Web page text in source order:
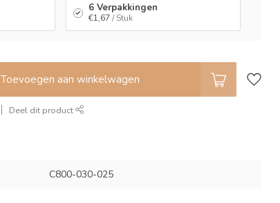
6 Verpakkingen
€1,67 / Stuk
Toevoegen aan winkelwagen
Deel dit product
C800-030-025